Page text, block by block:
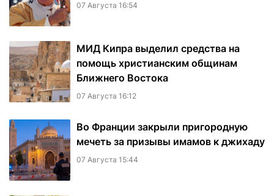
07 Августа 16:54
МИД Кипра выделил средства на
помощь христианским общинам
Ближнего Востока
07 Августа 16:12
Во Франции закрыли пригородную
мечеть за призывы имамов к джихаду
07 Августа 15:44